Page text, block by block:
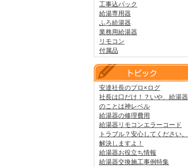
工事込パック
給湯専用器
ふろ給湯器
業務用給湯器
リモコン
付属品
安達社長のプロ×ログ
社長は口だけ！？いや、給湯器
のことは神レベル
給湯器の修理費用
給湯器リモコンエラーコード
トラブル？安心してください、
解決しますよ！
給湯器お役立ち情報
給湯器交換施工事例特集